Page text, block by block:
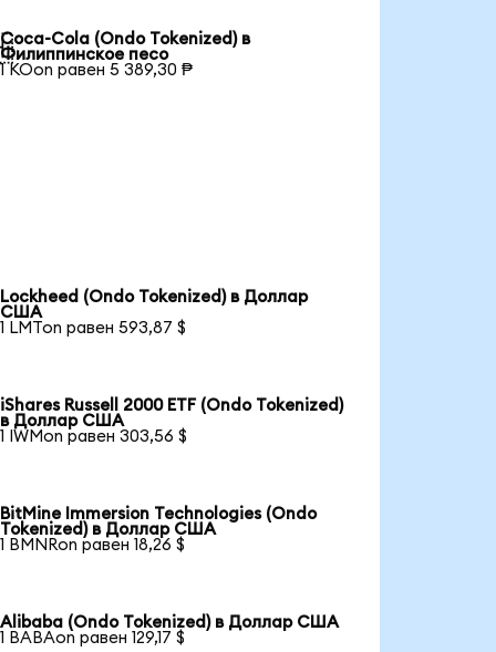
Coca-Cola (Ondo Tokenized) в
Филиппинское песо
1 KOon равен 5 389,30 ₱
Lockheed (Ondo Tokenized) в Доллар
США
1 LMTon равен 593,87 $
iShares Russell 2000 ETF (Ondo Tokenized)
в Доллар США
1 IWMon равен 303,56 $
BitMine Immersion Technologies (Ondo
Tokenized) в Доллар США
1 BMNRon равен 18,26 $
Alibaba (Ondo Tokenized) в Доллар США
1 BABAon равен 129,17 $